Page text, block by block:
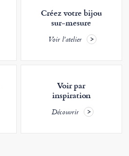
Créez votre bijou
sur-mesure
Voir l'atelier
Voir par
inspiration
Découvrir